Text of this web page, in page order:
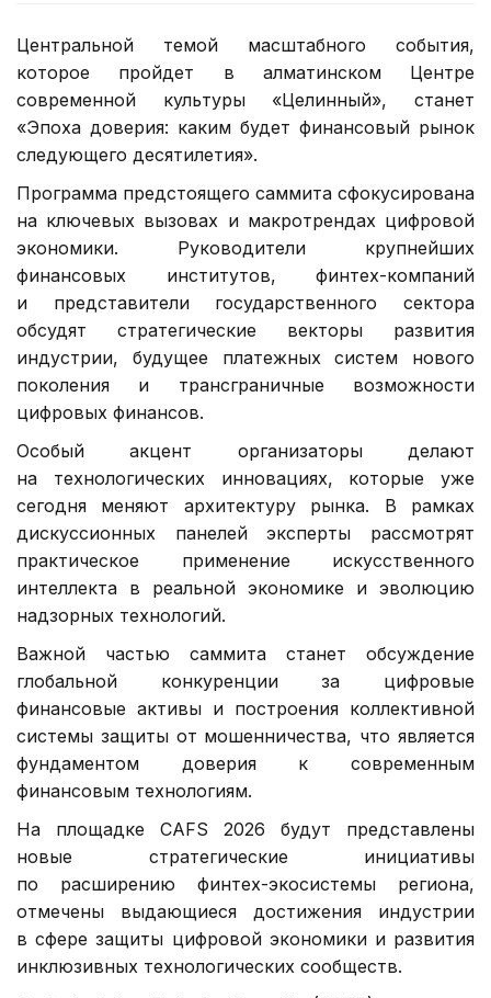
Центральной темой масштабного события,
которое пройдет в алматинском Центре
современной культуры «Целинный», станет
«Эпоха доверия: каким будет финансовый рынок
следующего десятилетия».
Программа предстоящего саммита сфокусирована
на ключевых вызовах и макротрендах цифровой
экономики. Руководители крупнейших
финансовых институтов, финтех-компаний
и представители государственного сектора
обсудят стратегические векторы развития
индустрии, будущее платежных систем нового
поколения и трансграничные возможности
цифровых финансов.
Особый акцент организаторы делают
на технологических инновациях, которые уже
сегодня меняют архитектуру рынка. В рамках
дискуссионных панелей эксперты рассмотрят
практическое применение искусственного
интеллекта в реальной экономике и эволюцию
надзорных технологий.
Важной частью саммита станет обсуждение
глобальной конкуренции за цифровые
финансовые активы и построения коллективной
системы защиты от мошенничества, что является
фундаментом доверия к современным
финансовым технологиям.
На площадке CAFS 2026 будут представлены
новые стратегические инициативы
по расширению финтех-экосистемы региона,
отмечены выдающиеся достижения индустрии
в сфере защиты цифровой экономики и развития
инклюзивных технологических сообществ.